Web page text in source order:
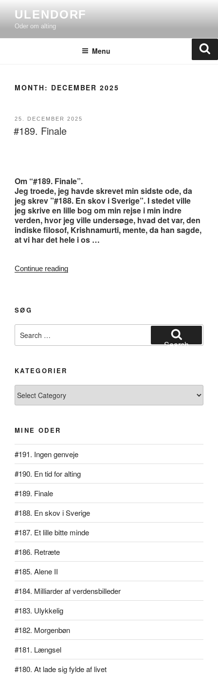
content
ULENDORF
Oder om alting
Menu
MONTH: DECEMBER 2025
POSTED
ON
25. DECEMBER 2025
#189. Finale
Om “#189. Finale”.
Jeg troede, jeg havde skrevet min sidste ode, da
jeg skrev ”#188. En skov i Sverige”. I stedet ville
jeg skrive en lille bog om min rejse i min indre
verden, hvor jeg ville undersøge, hvad det var, den
indiske filosof, Krishnamurti, mente, da han sagde,
at vi har det hele i os …
Continue reading“#189.
SØG
for:
Search
KATEGORIER
MINE ODER
#191. Ingen genveje
#190. En tid for alting
#189. Finale
#188. En skov i Sverige
#187. Et lille bitte minde
#186. Retræte
#185. Alene II
#184. Milliarder af verdensbilleder
#183. Ulykkelig
#182. Morgenbøn
#181. Længsel
#180. At lade sig fylde af livet